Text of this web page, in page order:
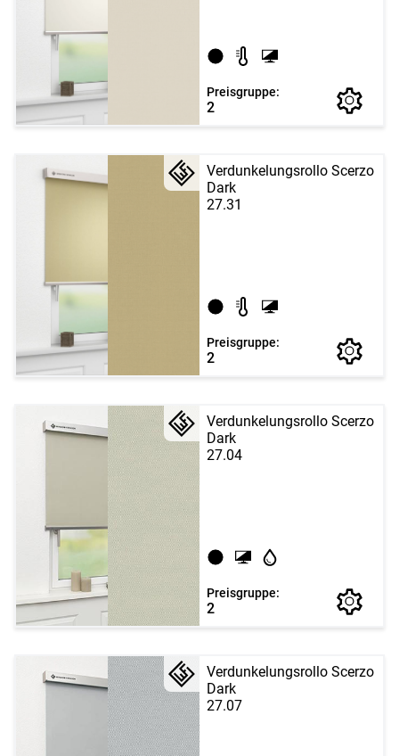
Preisgruppe:
2
Verdunkelungsrollo Scerzo
Dark
27.31
Preisgruppe:
2
Verdunkelungsrollo Scerzo
Dark
27.04
Preisgruppe:
2
Verdunkelungsrollo Scerzo
Dark
27.07